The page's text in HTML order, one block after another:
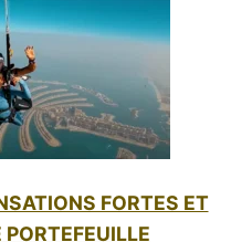
FORTES ET